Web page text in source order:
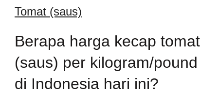
Tomat (saus)
Berapa harga kecap tomat
(saus) per kilogram/pound
di Indonesia hari ini?